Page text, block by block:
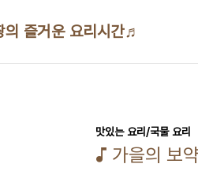
즐거운 요리시간♬
맛있는 요리/국물 요리
♪ 가을의 보